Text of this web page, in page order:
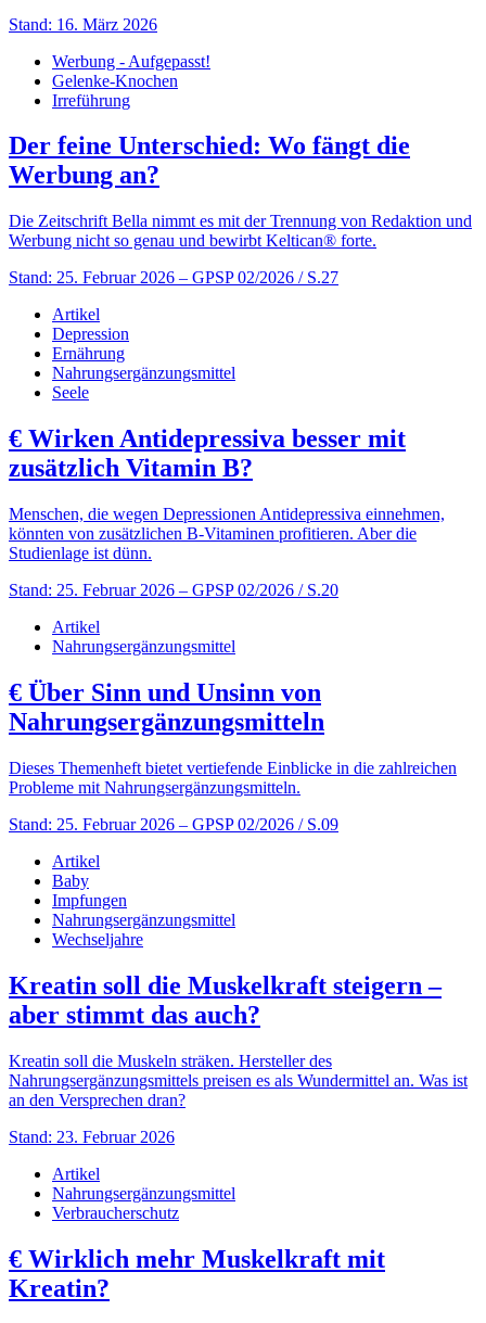
Stand: 16. März 2026
Werbung - Aufgepasst!
Gelenke-Knochen
Irreführung
Der feine Unterschied: Wo fängt die
Werbung an?
Die Zeitschrift Bella nimmt es mit der Trennung von Redaktion und
Werbung nicht so genau und bewirbt Keltican® forte.
Stand: 25. Februar 2026 – GPSP 02/2026 / S.27
Artikel
Depression
Ernährung
Nahrungsergänzungsmittel
Seele
€ Wirken Antidepressiva besser mit
zusätzlich Vitamin B?
Menschen, die wegen Depressionen Antidepressiva einnehmen,
könnten von zusätzlichen B-Vitaminen profitieren. Aber die
Studienlage ist dünn.
Stand: 25. Februar 2026 – GPSP 02/2026 / S.20
Artikel
Nahrungsergänzungsmittel
€ Über Sinn und Unsinn von
Nahrungsergänzungsmitteln
Dieses Themenheft bietet vertiefende Einblicke in die zahlreichen
Probleme mit Nahrungsergänzungsmitteln.
Stand: 25. Februar 2026 – GPSP 02/2026 / S.09
Artikel
Baby
Impfungen
Nahrungsergänzungsmittel
Wechseljahre
Kreatin soll die Muskelkraft steigern –
aber stimmt das auch?
Kreatin soll die Muskeln sträken. Hersteller des
Nahrungsergänzungsmittels preisen es als Wundermittel an. Was ist
an den Versprechen dran?
Stand: 23. Februar 2026
Artikel
Nahrungsergänzungsmittel
Verbraucherschutz
€ Wirklich mehr Muskelkraft mit
Kreatin?